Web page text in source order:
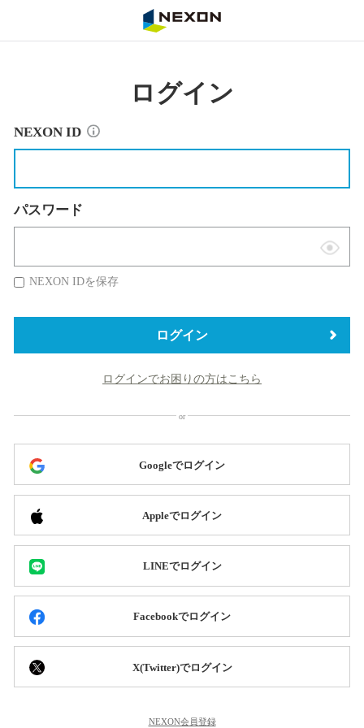
ログイン
NEXON ID
パスワード
表
替
NEXON IDを保存
ログイン
ログインでお困りの方はこちら
Googleでログイン
Appleでログイン
LINEでログイン
Facebookでログイン
X(Twitter)でログイン
NEXON会員登録